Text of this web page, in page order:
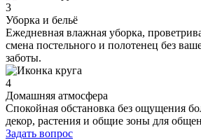
3
Уборка и бельё
Ежедневная влажная уборка,
смена постельного и полотенец без
заботы.
4
Домашняя атмосфера
Спокойная обстановка без ощущения
декор, растения и общие зоны для
Задать вопрос